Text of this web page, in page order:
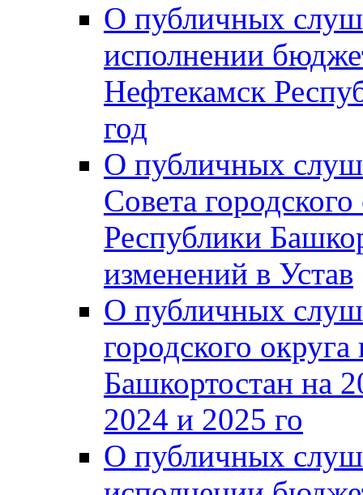
О публичных
исполнении
Нефтекамск
год
О публичных
Совета
Республики
изменений в Устав
О публичных
городского
Башкортостан на
2024 и 2025 го
О публичных